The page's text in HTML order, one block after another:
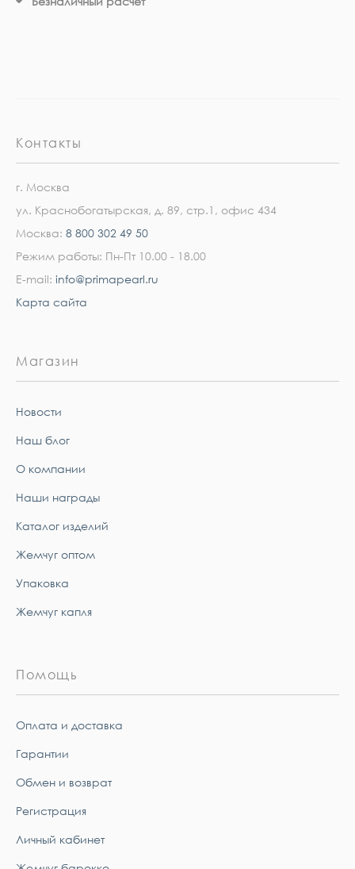
Контакты
г. Москва
ул. Краснобогатырская, д. 89, стр.1, офис 434
Москва: 8 800 302 49 50
Режим работы: Пн-Пт 10.00 - 18.00
E-mail: info@primapearl.ru
Карта сайта
Магазин
Новости
Наш блог
О компании
Наши награды
Каталог изделий
Жемчуг оптом
Упаковка
Жемчуг капля
Помощь
Оплата и доставка
Гарантии
Обмен и возврат
Регистрация
Личный кабинет